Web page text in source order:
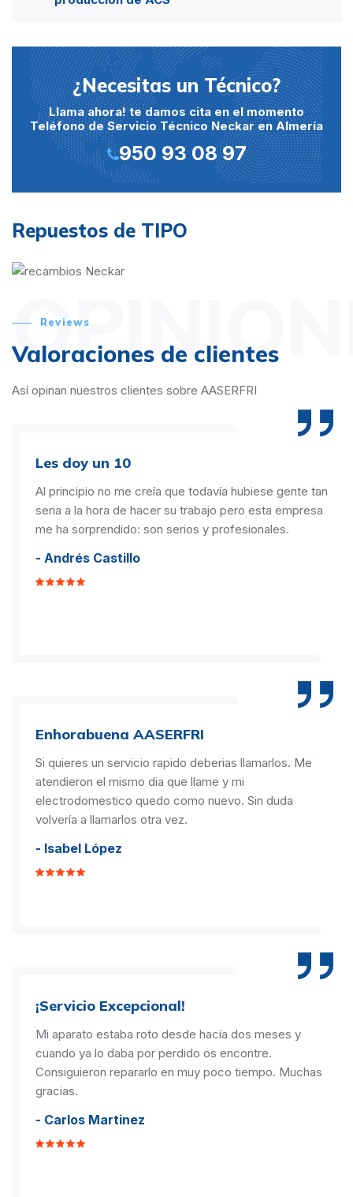
¿Necesitas un Técnico?
Llama ahora! te damos cita en el momento
Teléfono de Servicio Técnico Neckar en Almería
950 93 08 97
Repuestos de TIPO
Reviews
Valoraciones de clientes
Así opinan nuestros clientes sobre AASERFRI
Les doy un 10
Al principio no me creía que todavía hubiese gente tan
seria a la hora de hacer su trabajo pero esta empresa
me ha sorprendido: son serios y profesionales.
- Andrés Castillo
Enhorabuena AASERFRI
Si quieres un servicio rapido deberias llamarlos. Me
atendieron el mismo dia que llame y mi
electrodomestico quedo como nuevo. Sin duda
volvería a llamarlos otra vez.
- Isabel López
¡Servicio Excepcional!
Mi aparato estaba roto desde hacía dos meses y
cuando ya lo daba por perdido os encontre.
Consiguieron repararlo en muy poco tiempo. Muchas
gracias.
- Carlos Martinez